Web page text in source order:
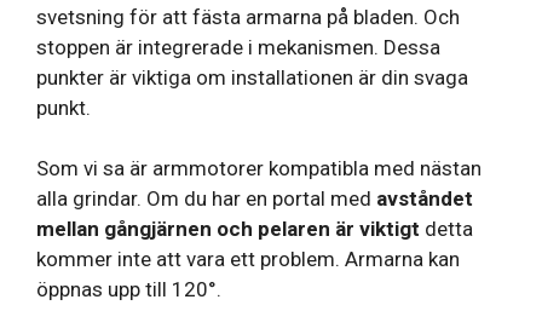
svetsning för att fästa armarna på bladen. Och
stoppen är integrerade i mekanismen. Dessa
punkter är viktiga om installationen är din svaga
punkt.
Som vi sa är armmotorer kompatibla med nästan
alla grindar. Om du har en portal med avståndet
mellan gångjärnen och pelaren är viktigt detta
kommer inte att vara ett problem. Armarna kan
öppnas upp till 120°.